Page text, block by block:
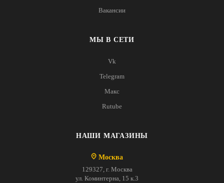
Вакансии
МЫ В СЕТИ
Vk
Telegram
Макс
Rutube
НАШИ МАГАЗИНЫ
Москва
129327, г. Москва
ул. Коминтерна, 15 к.3